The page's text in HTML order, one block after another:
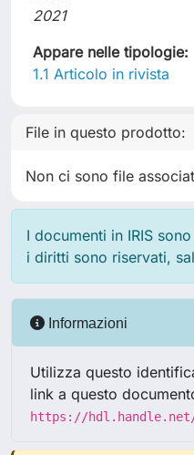
2021
Appare nelle tipologie:
1.1 Articolo in rivista
File in questo prodotto:
Non ci sono file
I documenti in IRIS
i diritti sono riservati,
Informazioni
Utilizza questo
link a questo
https://hdl.handle.net/